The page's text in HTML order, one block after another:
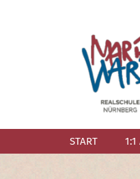
START 1:1